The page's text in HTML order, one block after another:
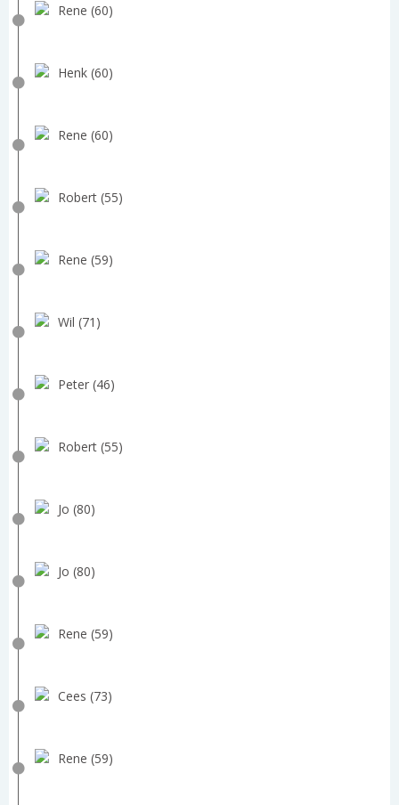
Rene (60)
Henk (60)
Rene (60)
Robert (55)
Rene (59)
Wil (71)
Peter (46)
Robert (55)
Jo (80)
Jo (80)
Rene (59)
Cees (73)
Rene (59)